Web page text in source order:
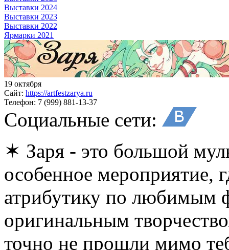
Выставки 2024
Выставки 2023
Выставки 2022
Ярмарки 2021
19 октября
Сайт: https://artfestzarya.ru
Телефон: 7 (999) 881-13-37
Социальные сети:
✶ Заря - это большой
особенное мероприятие,
атрибутику по любимым
оригинальным
точно не прошли мимо